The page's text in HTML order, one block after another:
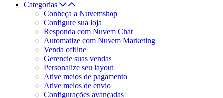
Categorias
Conheça a Nuvemshop
Configure sua loja
Responda com Nuvem Chat
Automatize com Nuvem Marketing
Venda offline
Gerencie suas vendas
Personalize seu layout
Ative meios de pagamento
Ative meios de envio
Configurações avançadas